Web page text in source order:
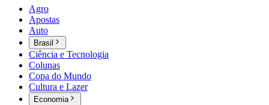
Agro
Apostas
Auto
Brasil
Ciência e Tecnologia
Colunas
Copa do Mundo
Cultura e Lazer
Economia